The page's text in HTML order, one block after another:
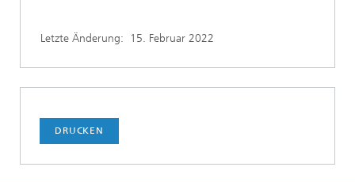
Letzte Änderung: 15. Februar 2022
DRUCKEN